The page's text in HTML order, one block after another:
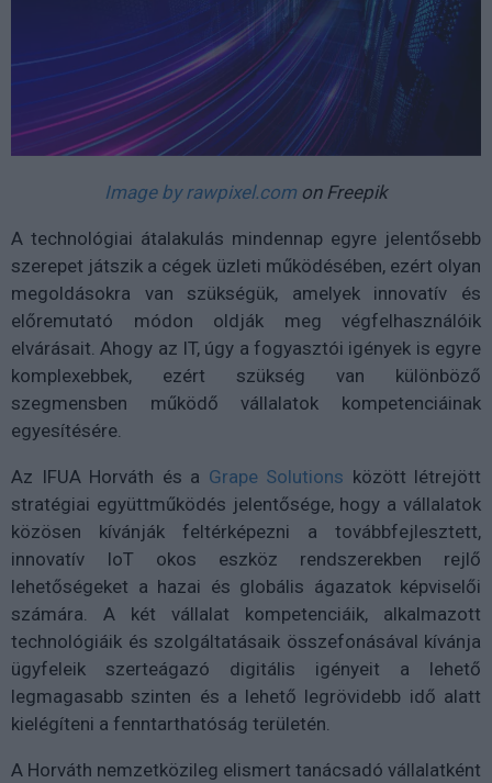
Image by rawpixel.com on Freepik
A technológiai átalakulás mindennap egyre jelentősebb
szerepet játszik a cégek üzleti működésében, ezért olyan
megoldásokra van szükségük, amelyek innovatív és
előremutató módon oldják meg végfelhasználóik
elvárásait. Ahogy az IT, úgy a fogyasztói igények is egyre
komplexebbek, ezért szükség van különböző
szegmensben működő vállalatok kompetenciáinak
egyesítésére.
Az IFUA Horváth és a Grape Solutions között létrejött
stratégiai együttműködés jelentősége, hogy a vállalatok
közösen kívánják feltérképezni a továbbfejlesztett,
innovatív IoT okos eszköz rendszerekben rejlő
lehetőségeket a hazai és globális ágazatok képviselői
számára. A két vállalat kompetenciáik, alkalmazott
technológiáik és szolgáltatásaik összefonásával kívánja
ügyfeleik szerteágazó digitális igényeit a lehető
legmagasabb szinten és a lehető legrövidebb idő alatt
kielégíteni a fenntarthatóság területén.
A Horváth nemzetközileg elismert tanácsadó vállalatként